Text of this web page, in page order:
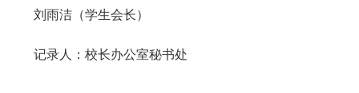
刘雨洁（学生会长）
记录人：校长办公室秘书处